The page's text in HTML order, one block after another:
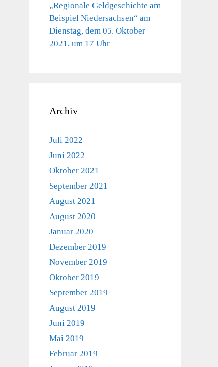
„Regionale Geldgeschichte am
Beispiel Niedersachsen“ am
Dienstag, dem 05. Oktober
2021, um 17 Uhr
Archiv
Juli 2022
Juni 2022
Oktober 2021
September 2021
August 2021
August 2020
Januar 2020
Dezember 2019
November 2019
Oktober 2019
September 2019
August 2019
Juni 2019
Mai 2019
Februar 2019